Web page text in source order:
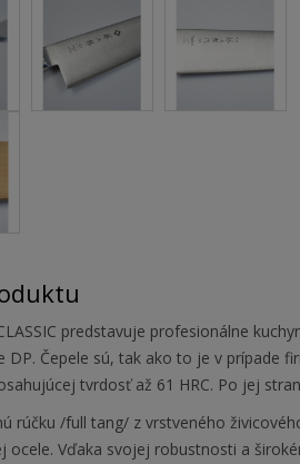
predstavuje profesionálne
DP. Čepele sú, tak ako to je v prípade
tvrdosť až 61 HRC. Po jej
rúčku /full tang/ z vrstveného
ocele. Vďaka svojej robustnosti a